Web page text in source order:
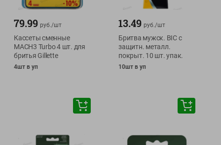
79.99 руб./шт
Кассеты сменные
MACH3 Turbo 4 шт. для
бритья Gillette
4шт в уп
13.49 руб./шт
Бритва мужск. BIC с
защитн. металл.
покрыт. 10 шт. упак.
10шт в уп